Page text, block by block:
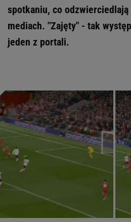
spotkaniu, co
mediach. "Zajęty" - tak
jeden z portali.